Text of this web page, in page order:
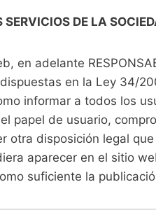
SERVICIOS DE LA
en adelante
en la Ley 34/
informar a todos los
papel de usuario,
disposición legal
aparecer en el sitio
suficiente la